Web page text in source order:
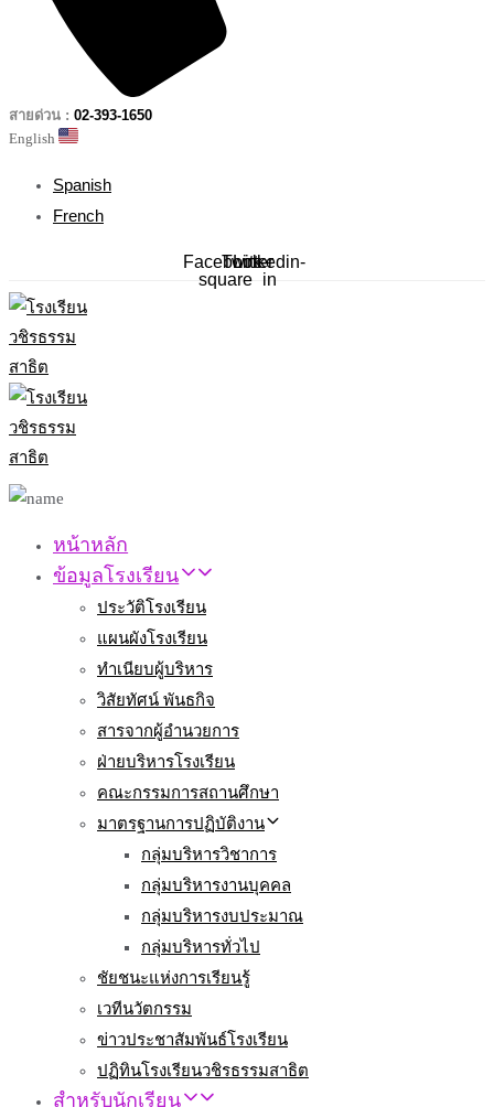
สายด่วน : 02-393-1650
English
Spanish
French
Facebook-
square
Twitter
Linkedin-
in
หน้าหลัก
ข้อมูลโรงเรียน
ประวัติโรงเรียน
แผนผังโรงเรียน
ทำเนียบผู้บริหาร
วิสัยทัศน์ พันธกิจ
สารจากผู้อำนวยการ
ฝ่ายบริหารโรงเรียน
คณะกรรมการสถานศึกษา
มาตรฐานการปฏิบัติงาน
กลุ่มบริหารวิชาการ
กลุ่มบริหารงานบุคคล
กลุ่มบริหารงบประมาณ
กลุ่มบริหารทั่วไป
ชัยชนะแห่งการเรียนรู้
เวทีนวัตกรรม
ข่าวประชาสัมพันธ์โรงเรียน
ปฏิทินโรงเรียนวชิรธรรมสาธิต
สำหรับนักเรียน